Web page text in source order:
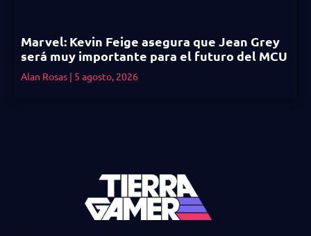
Marvel: Kevin Feige asegura que Jean Grey
será muy importante para el futuro del MCU
Alan Rosas 5 agosto, 2026